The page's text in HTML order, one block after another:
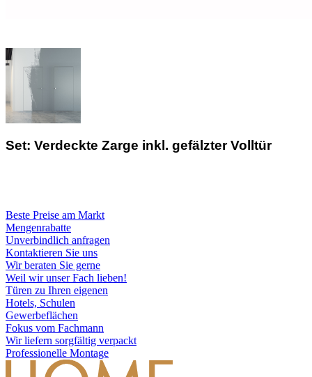
Set: Verdeckte Zarge inkl. gefälzter Volltür
Beste Preise am Markt
Mengenrabatte
Unverbindlich anfragen
Kontaktieren Sie uns
Wir beraten Sie gerne
Weil wir unser Fach lieben!
Türen zu Ihren eigenen
Hotels, Schulen
Gewerbeflächen
Fokus vom Fachmann
Wir liefern sorgfältig verpackt
Professionelle Montage